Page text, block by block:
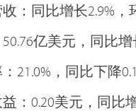
：同比增长2.9%，
亿美元，同比增
21.0%，同比下降
：0.20美元，同比